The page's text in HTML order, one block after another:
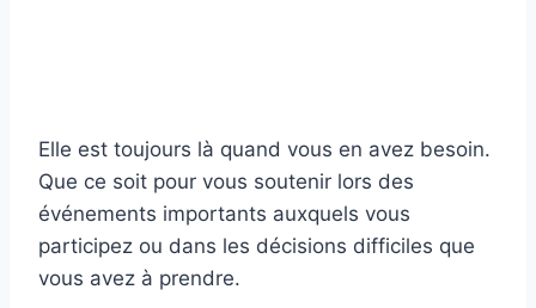
Elle est toujours là quand vous en avez besoin.
Que ce soit pour vous soutenir lors des
événements importants auxquels vous
participez ou dans les décisions difficiles que
vous avez à prendre.